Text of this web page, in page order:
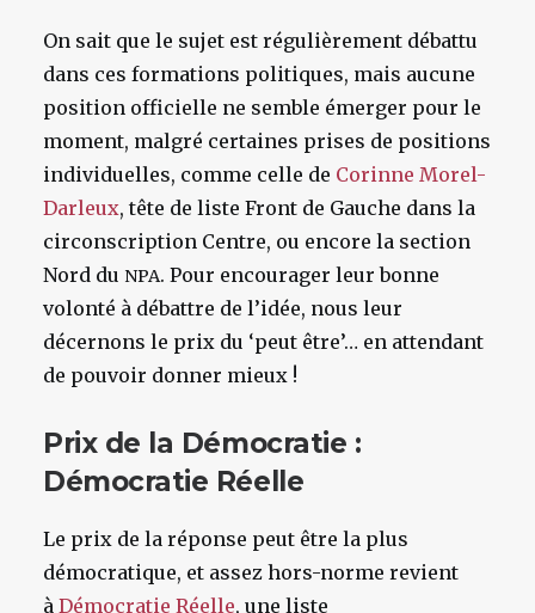
On sait que le sujet est régulièrement débattu
dans ces formations politiques, mais aucune
position officielle ne semble émerger pour le
moment, malgré certaines prises de positions
individuelles, comme celle de Corinne Morel-
Darleux, tête de liste Front de Gauche dans la
circonscription Centre, ou encore la section
Nord du NPA. Pour encourager leur bonne
volonté à débattre de l’idée, nous leur
décernons le prix du ‘peut être’… en attendant
de pouvoir donner mieux !
Prix de la Démocratie :
Démocratie Réelle
Le prix de la réponse peut être la plus
démocratique, et assez hors-norme revient
à Démocratie Réelle, une liste